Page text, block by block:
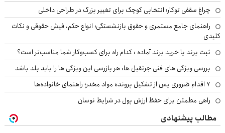
چراغ سقفی توکار؛ انتخابی کوچک برای تغییر بزرگ در طراحی داخلی
راهنمای جامع مستمری و حقوق بازنشستگی؛ انواع حکم، فیش حقوقی و نکات
کلیدی
ثبت برند یا خرید برند آماده : کدام راه برای کسب‌وکار شما مناسب‌تر است؟
بررسی ویژگی های فنی جرثقیل ها: هر بازرسی این ویژگی ها را باید بلد باشد
۷ اقدام ضروری پس از تشکیل پرونده مواد مخدر؛ راهنمای خانواده‌ها
راهی مطمئن برای حفظ ارزش پول در شرایط نوسان
مطالب پیشنهادی